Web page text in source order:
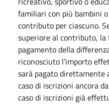
familiari con più bambini
contributo per ciascuno.
superiore al contributo, la
pagamento della
riconosciuto l’importo
sarà pagato direttamente
caso di iscrizioni ancora
caso di iscrizioni già